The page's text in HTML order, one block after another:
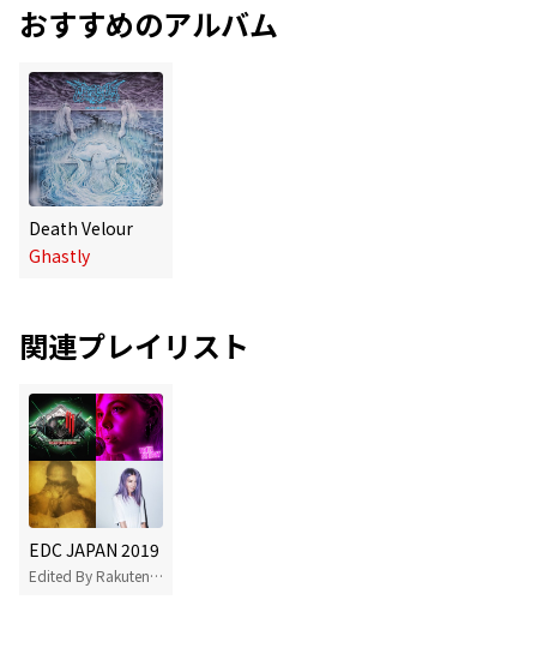
おすすめのアルバム
Death Velour
Ghastly
関連プレイリスト
EDC JAPAN 2019
Edited By Rakuten Music